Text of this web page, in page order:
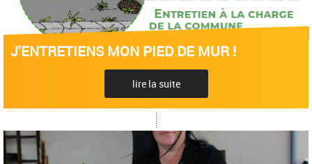
J'ENTRETIENS MON PIED DE MUR !
lire la suite